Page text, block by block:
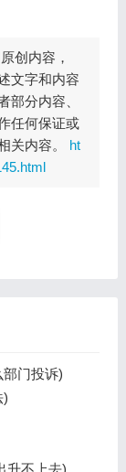
创内容，
文字和内容
部分内容、
任何保证或
关内容。 ht
门投诉)
)
升不上去)